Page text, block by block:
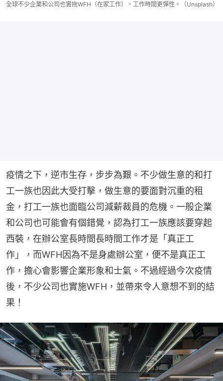
全球不少企業和公司也實拖WFH（在家工作），工作時間更彈性。（Unsplash）
疫情之下，逆市生存，步步為艱。不少做生意的和打
工一族也因此大受打擊，做生意的要面對沉重的租
金，打工一族也面臨公司減薪裁員的危機。一般企業
和公司也可能會有個錯覺，認為打工一族應該要穿起
西裝，在辦公室長時間長時間工作才是「真正工
作」，而WFH因為不是身處辦公室，便不是真正工
作，擔心會影響企業形象和士氣。不過經過今次疫情
後，不少公司也實施WFH，並帶來令人意想不到的結
果！